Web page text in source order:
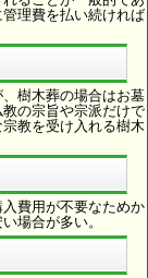
理費を払い続ければ
樹木葬の場合はお墓
の宗旨や宗派だけで
教を受け入れる樹木
費用が不要なためか
場合が多い。